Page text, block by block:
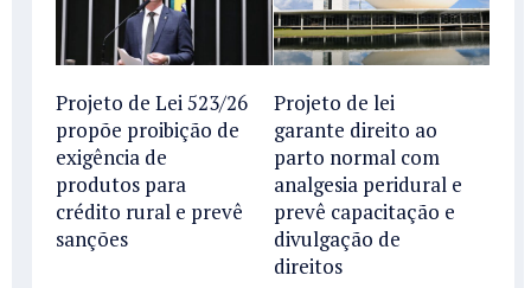
Projeto de Lei 523/26
propõe proibição de
exigência de
produtos para
crédito rural e prevê
sanções
Projeto de lei
garante direito ao
parto normal com
analgesia peridural e
prevê capacitação e
divulgação de
direitos